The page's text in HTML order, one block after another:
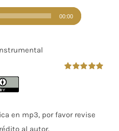
Reproductor
de
00:00
en mp3, por favor revise
al autor.